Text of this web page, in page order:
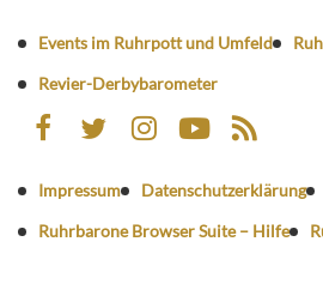
Events im Ruhrpott und Umfeld
Revier-Derbybarometer
Impressum Datenschutzerklärung
Ruhrbarone Browser Suite – Hilfe